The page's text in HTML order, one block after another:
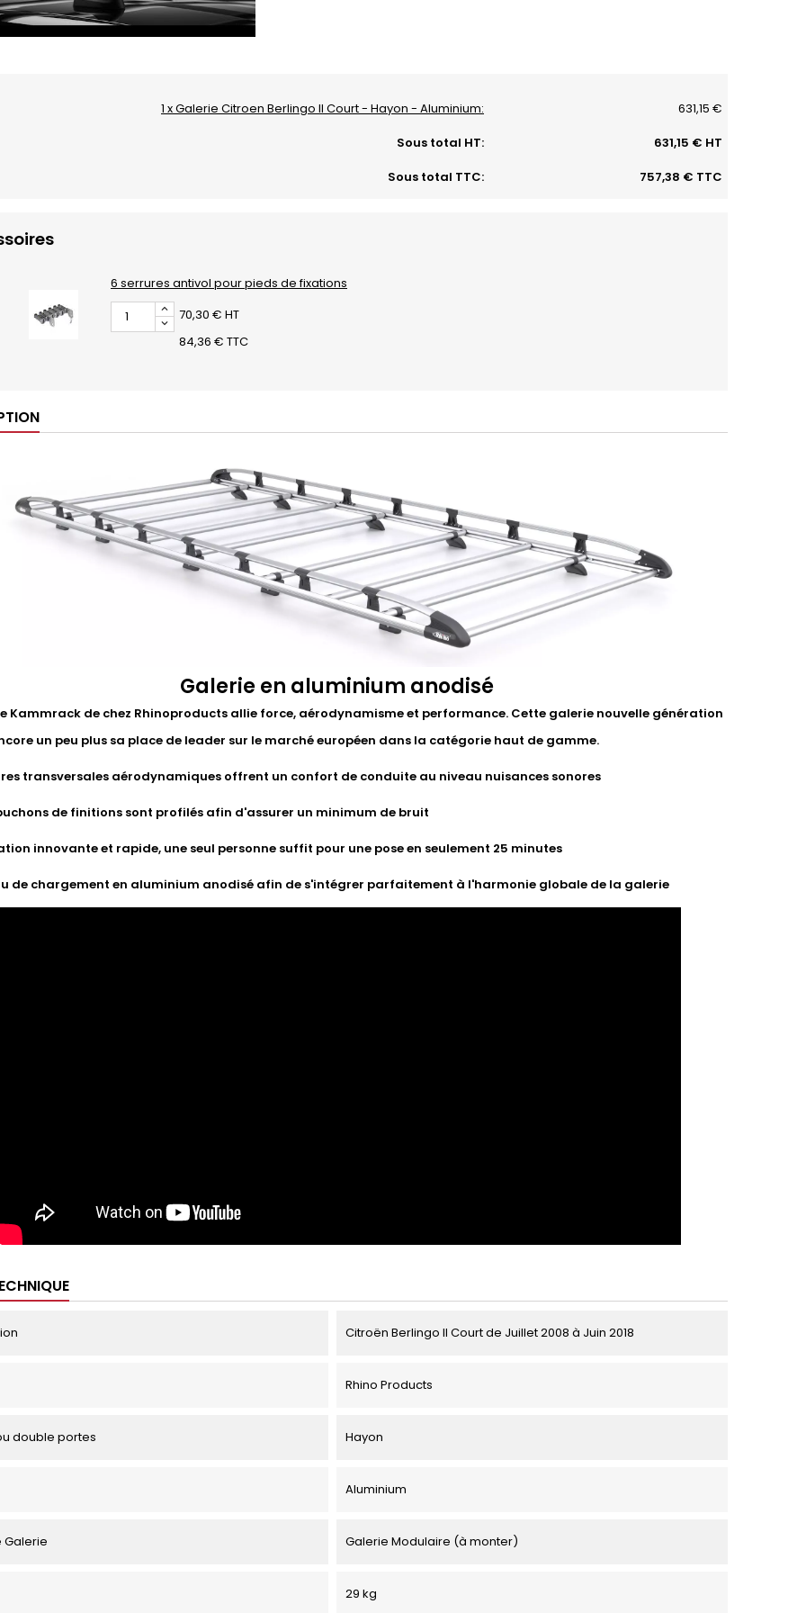
1 x Galerie Citroen Berlingo II Court - Hayon - Aluminium:
631,15 €
Sous total HT:
631,15 € HT
Sous total TTC:
757,38 € TTC
6 serrures antivol pour pieds de fixations
70,30 € HT
84,36 € TTC
Galerie en aluminium anodisé
Kammrack de chez Rhinoproducts allie force, aérodynamisme et performance. Cette galerie nouvelle génération
un peu plus sa place de leader sur le marché européen dans la catégorie haut de gamme.
transversales aérodynamiques offrent un confort de conduite au niveau nuisances sonores
de finitions sont profilés afin d'assurer un minimum de bruit
innovante et rapide, une seul personne suffit pour une pose en seulement 25 minutes
de chargement en aluminium anodisé afin de s'intégrer parfaitement à l'harmonie globale de la galerie
Citroën Berlingo II Court de Juillet 2008 à Juin 2018
Rhino Products
double portes Hayon
Aluminium
Galerie Galerie Modulaire (à monter)
29 kg